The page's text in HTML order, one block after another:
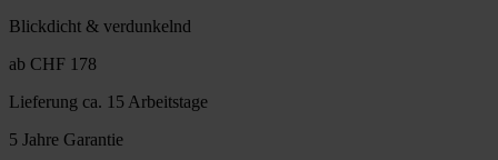
Blickdicht & verdunkelnd
ab CHF 178
Lieferung ca. 15 Arbeitstage
5 Jahre Garantie